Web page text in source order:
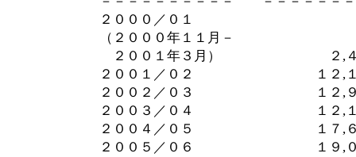
２０００／０１
（２０００年１１月－
２００１年３月） ２,４
２００１／０２ １２,１
２００２／０３ １２,９
２００３／０４ １２,１
２００４／０５ １７,６
２００５／０６ １９,０